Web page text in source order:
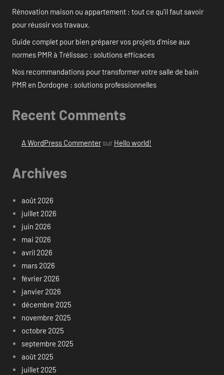
Rénovation maison ou appartement : tout ce qu’il faut savoir
pour réussir vos travaux.
Guide complet pour bien préparer vos projets d’mise aux
normes PMR à Trélissac : solutions efficaces
Nos recommandations pour transformer votre salle de bain
PMR en Dordogne : solutions professionnelles
Recent Comments
A WordPress Commentersur Hello world!
Archives
août 2026
juillet 2026
juin 2026
mai 2026
avril 2026
mars 2026
février 2026
janvier 2026
décembre 2025
novembre 2025
octobre 2025
septembre 2025
août 2025
juillet 2025